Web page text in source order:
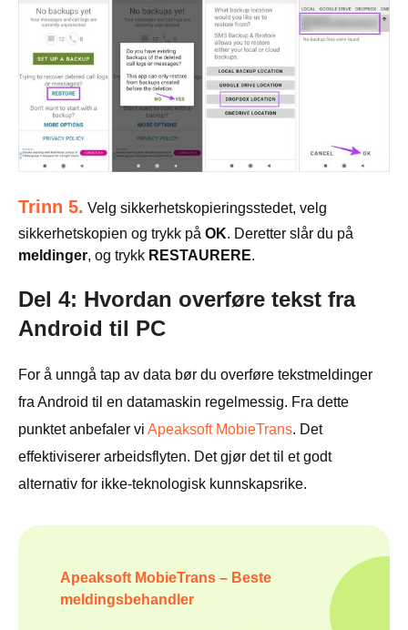
Trinn 5. Velg sikkerhetskopieringsstedet, velg
sikkerhetskopien og trykk på OK. Deretter slår du på
meldinger, og trykk RESTAURERE.
Del 4: Hvordan overføre tekst fra
Android til PC
For å unngå tap av data bør du overføre tekstmeldinger
fra Android til en datamaskin regelmessig. Fra dette
punktet anbefaler vi Apeaksoft MobieTrans. Det
effektiviserer arbeidsflyten. Det gjør det til et godt
alternativ for ikke-teknologisk kunnskapsrike.
Apeaksoft MobieTrans – Beste
meldingsbehandler